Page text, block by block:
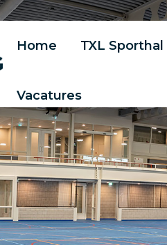
Home TXL Sporthal
Vacatures